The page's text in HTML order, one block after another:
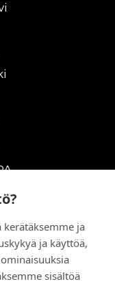
kerätäksemme ja
ja käyttöä,
sisältöä